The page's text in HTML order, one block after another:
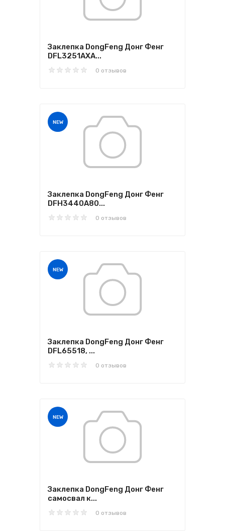
Заклепка DongFeng Донг Фенг
DFL3251AXA...
0 отзывов
NEW
Заклепка DongFeng Донг Фенг
DFH3440A80...
0 отзывов
NEW
Заклепка DongFeng Донг Фенг
DFL65518, ...
0 отзывов
NEW
Заклепка DongFeng Донг Фенг
самосвал к...
0 отзывов